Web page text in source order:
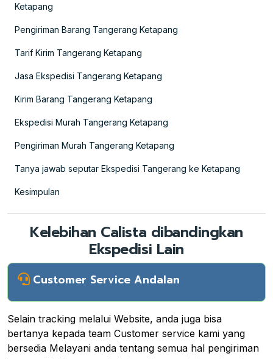
Ketapang
Pengiriman Barang Tangerang Ketapang
Tarif Kirim Tangerang Ketapang
Jasa Ekspedisi Tangerang Ketapang
Kirim Barang Tangerang Ketapang
Ekspedisi Murah Tangerang Ketapang
Pengiriman Murah Tangerang Ketapang
Tanya jawab seputar Ekspedisi Tangerang ke Ketapang
Kesimpulan
Kelebihan Calista dibandingkan
Ekspedisi Lain
Customer Service Andalan
Selain tracking melalui Website, anda juga bisa
bertanya kepada team Customer service kami yang
bersedia Melayani anda tentang semua hal pengiriman